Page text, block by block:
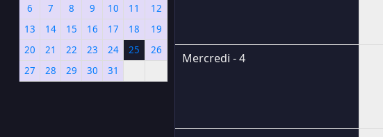
6
7 8 9 10 11
12
13
14 15 16 17 18
19
20
21 22 23 24 25
26
27
28 29 30 31
Mercredi - 4